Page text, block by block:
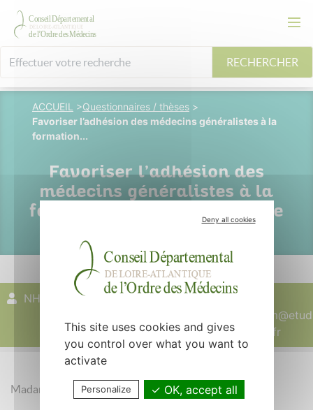
RECHERCHER
ACCUEIL >Questionnaires / thèses >
Favoriser l’adhésion des médecins généralistes à la
formation...
Favoriser l’adhésion des
médecins généralistes à la
formation médicale continue
NHAM Hélène
reims.fr
Madame, Monsieur,
Deny all cookies
This site uses cookies and gives
you control over what you want to
activate
Personalize OK, accept all